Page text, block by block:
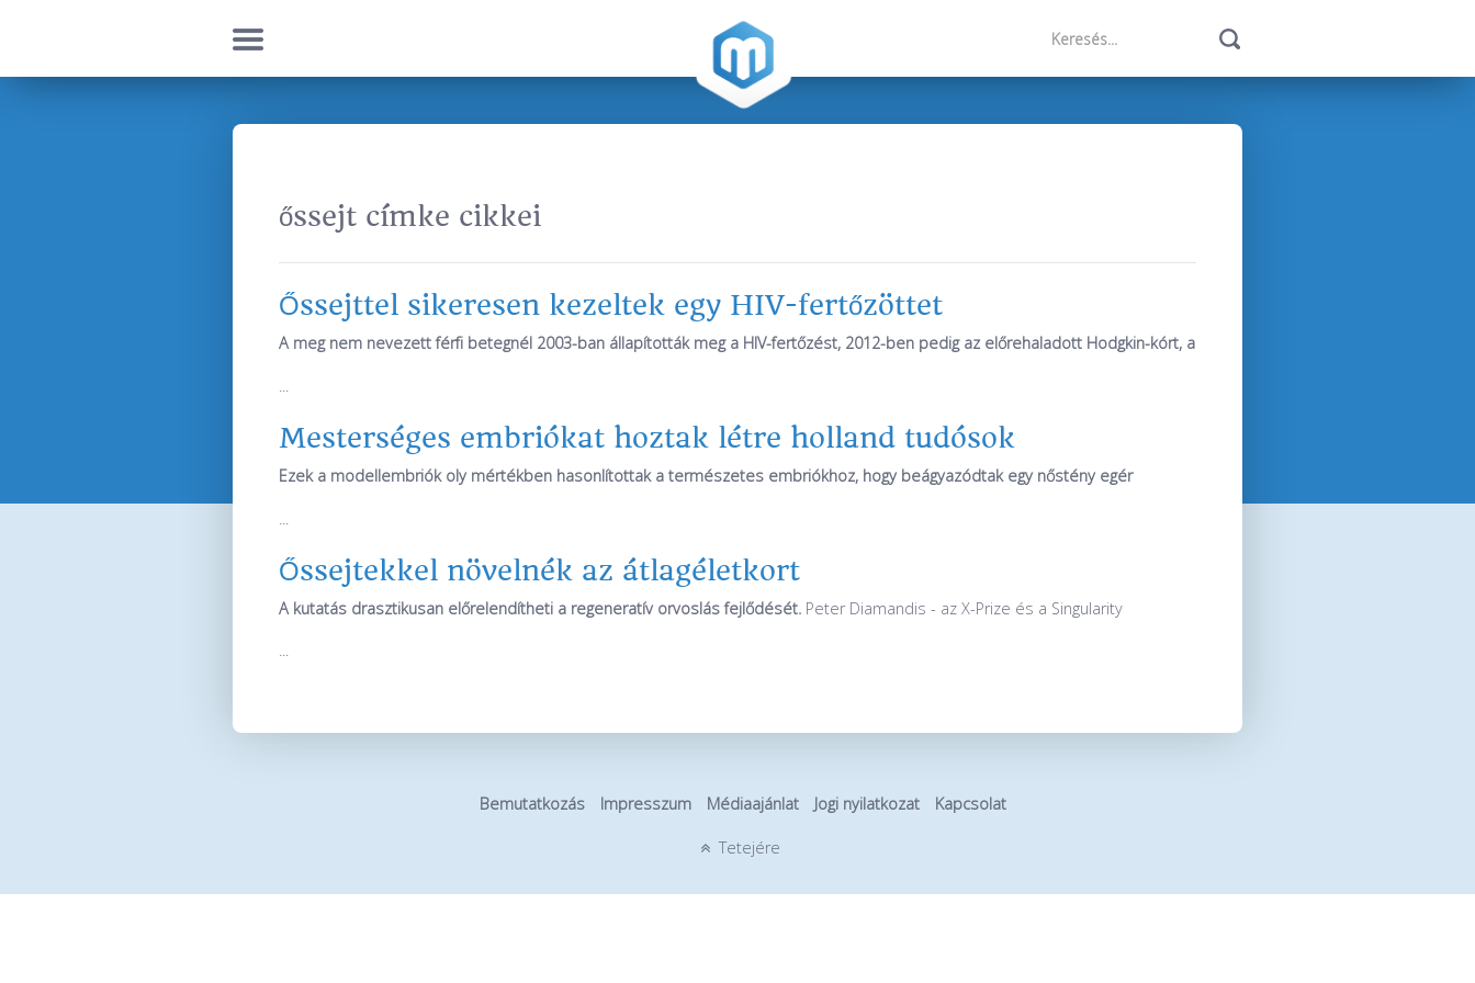
őssejt címke cikkei
Őssejttel sikeresen kezeltek egy HIV-fertőzöttet
A meg nem nevezett férfi betegnél 2003-ban állapították meg a HIV-fertőzést, 2012-ben pedig az előrehaladott Hodgkin-kórt, a
Mesterséges embriókat hoztak létre holland tudósok
Ezek a modellembriók oly mértékben hasonlítottak a természetes embriókhoz, hogy beágyazódtak egy nőstény egér
Őssejtekkel növelnék az átlagéletkort
A kutatás drasztikusan előrelendítheti a regeneratív orvoslás fejlődését.Peter Diamandis - az X-Prize és a Singularity
...
Bemutatkozás Impresszum Médiaajánlat Jogi nyilatkozat Kapcsolat
Tetejére